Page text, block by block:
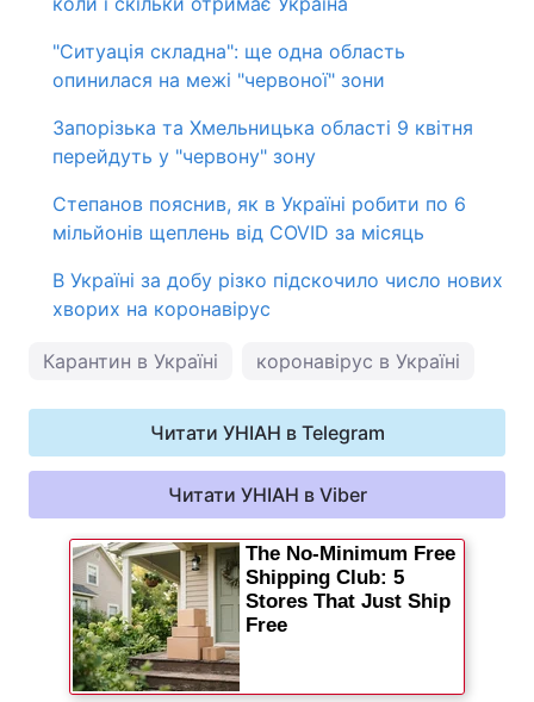
"Ситуація складна": ще одна область
опинилася на межі "червоної" зони
Запорізька та Хмельницька області 9 квітня
перейдуть у "червону" зону
Степанов пояснив, як в Україні робити по 6
мільйонів щеплень від COVID за місяць
В Україні за добу різко підскочило число нових
хворих на коронавірус
Карантин в Україні коронавірус в Україні
Читати УНІАН в Telegram
Читати УНІАН в Viber